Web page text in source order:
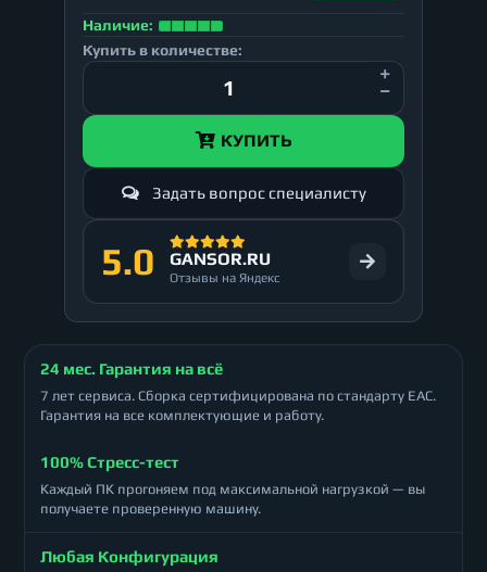
Наличие:
Купить в количестве:
КУПИТЬ
Задать вопрос специалисту
5.0 GANSOR.RU
Отзывы на Яндекс
24 мес. Гарантия на всё
7 лет сервиса. Сборка сертифицирована по стандарту ЕАС.
Гарантия на все комплектующие и работу.
100% Стресс-тест
Каждый ПК прогоняем под максимальной нагрузкой — вы
получаете проверенную машину.
Любая Конфигурация